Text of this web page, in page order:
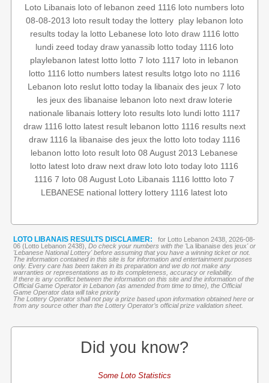
Loto Libanais loto of lebanon zeed 1116 loto numbers loto
08-08-2013 loto result today the lottery play lebanon loto
results today la lotto Lebanese loto loto draw 1116 lotto
lundi zeed today draw yanassib lotto today 1116 loto
playlebanon latest lotto lotto 7 loto 1117 loto in lebanon
lotto 1116 lotto numbers latest results lotgo loto no 1116
Lebanon loto reslut lotto today la libanaix des jeux 7 loto
les jeux des libanaise lebanon loto next draw loterie
nationale libanais lottery loto results loto lundi lotto 1117
draw 1116 lotto latest result lebanon lotto 1116 results next
draw 1116 la libanaise des jeux the lotto loto today 1116
lebanon lotto loto result loto 08 August 2013 Lebanese
lotto latest loto draw next draw loto loto today loto 1116
1116 7 loto 08 August Loto Libanais 1116 lottto loto 7
LEBANESE national lottery lottery 1116 latest loto
LOTO LIBANAIS RESULTS DISCLAIMER:
for Lotto Lebanon 2438, 2026-08-
06 (Lotto Lebanon 2438), Do check your numbers with the 'La libanaise des jeux' or
'Lebanese National Lottery' before assuming that you have a winning ticket or not.
The information contained in this site is for information and entertainment purposes
only. Every care has been taken in its preparation and we do not make any
warranties or representations as to its completeness, accuracy or reliability.
If there is any conflict between the information on this site and the information of the
Official Game Operator in Lebanon (as amended from time to time), the Official
Game Operator data will take priority
The Lottery Operator shall not pay a prize based upon information obtained here or
from any source other than the Lottery Operator’s official prize validation sheet.
Did you know?
Some Loto Statistics